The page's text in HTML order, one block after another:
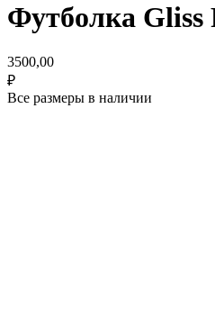
Футболка Gliss
3500,00
₽
Все размеры в наличии